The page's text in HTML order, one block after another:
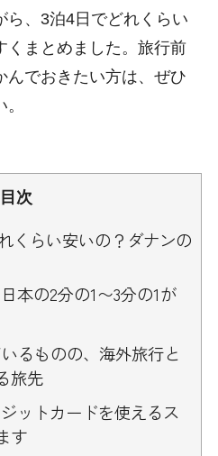
ら、3泊4日でどれくらい
くまとめました。旅行前
んでおきたい方は、ぜひ
目次
くらい安いの？ダナンの
本の2分の1〜3分の1が
るものの、海外旅行と
旅先
ットカードを使えるス
す